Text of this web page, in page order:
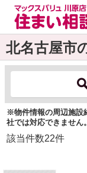
北名古屋市
※物件情報の周辺施設
社では対応できません。
該当件数22件